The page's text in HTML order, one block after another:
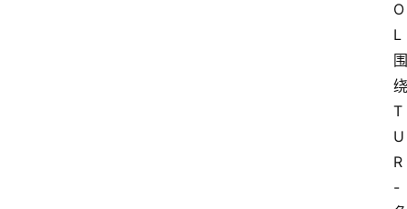
O
L
围
绕
T
U
R
-